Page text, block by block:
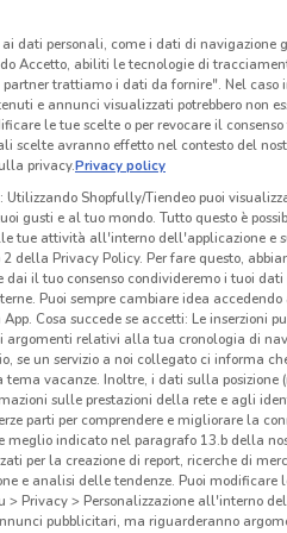
Conad City
Scade mercoledì 7.6 km
NUOVO
KiK
Scade il 16/08 1.8 km
dati personali, come i dati di navigazione
Accetto, abiliti le tecnologie di
trattiamo i dati da fornire". Nel caso
e annunci visualizzati potrebbero non
le tue scelte o per revocare il
avranno effetto nel contesto del
privacy.Privacy policy
Shopfully/Tiendeo puoi
gusti e al tuo mondo. Tutto questo è
tue attività all'interno dell'applicazione e
Privacy Policy. Per fare questo,
il tuo consenso condivideremo i tuoi dati
Puoi sempre cambiare idea accedendo
Cosa succede se accetti: Le inserzioni
relativi alla tua cronologia di
se un servizio a noi collegato ci informa
vacanze. Inoltre, i dati sulla posizione
sulle prestazioni della rete e agli
parti per comprendere e migliorare la
meglio indicato nel paragrafo 13.b della
per la creazione di report, ricerche di
e analisi delle tendenze. Puoi modificare
Privacy > Personalizzazione all'interno
pubblicitari, ma riguarderanno